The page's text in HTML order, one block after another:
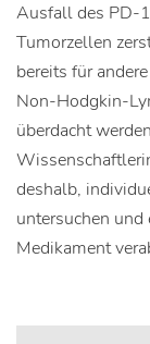
Ausfall des PD-
Tumorzellen
bereits für
Non-Hodgkin-
überdacht
deshalb,
untersuchen und
Medikament